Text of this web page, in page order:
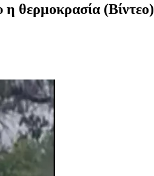
η θερμοκρασία (Βίντεο)